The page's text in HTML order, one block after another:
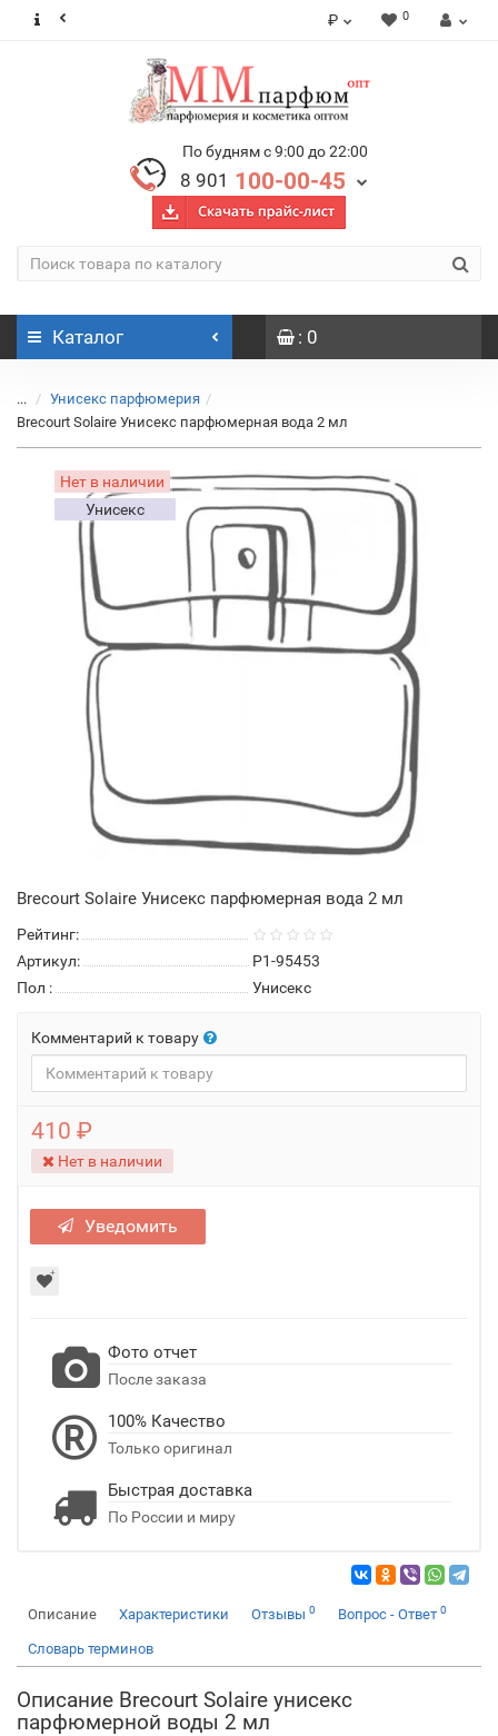
₽ 0
По будням с 9:00 до 22:00
8 901 100-00-45
Каталог : 0
...
Унисекс парфюмерия
Brecourt Solaire Унисекс парфюмерная вода 2 мл
Нет в наличии
Унисекс
Brecourt Solaire Унисекс парфюмерная вода 2 мл
Рейтинг:
Артикул:
P1-95453
Пол : Унисекс
Комментарий к товару
410 ₽
Нет в наличии
Уведомить
Фото отчет
После заказа
100% Качество
Только оригинал
Быстрая доставка
По России и миру
Описание Характеристики Отзывы 0 Вопрос - Ответ 0
Словарь терминов
Описание Brecourt Solaire унисекс
парфюмерной воды 2 мл